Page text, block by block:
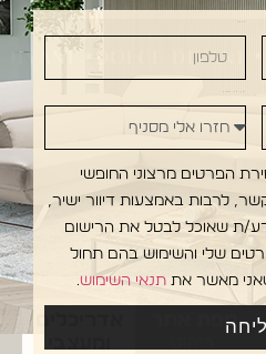
•DOLCE DIVANI
מפת אתר
הפרטים מרצוני החופשי
לרבות באמצעות דיוור ישיר,
ת שאוכל לבטל את הרישום
שלי והשימוש בהם תחול
מאשר את תנאי השימוש.